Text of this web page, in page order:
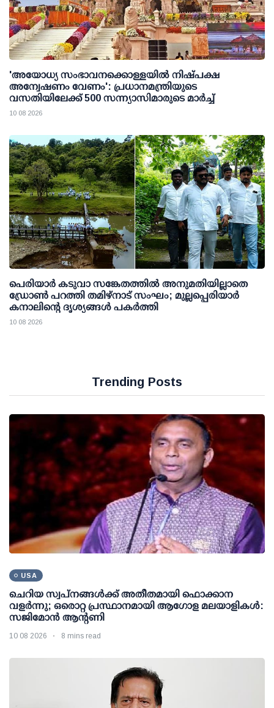
'അയോധ്യ സംഭാവനക്കൊള്ളയില്‍ നിഷ്പക്ഷ
അന്വേഷണം വേണം': പ്രധാനമന്ത്രിയുടെ
വസതിയിലേക്ക് 500 സന്ന്യാസിമാരുടെ മാര്‍ച്ച്
10 08 2026
പെരിയാര്‍ കടുവാ സങ്കേതത്തില്‍ അനുമതിയില്ലാതെ
ഡ്രോണ്‍ പറത്തി തമിഴ്നാട് സംഘം; മുല്ലപ്പെരിയാര്‍
കനാലിന്റെ ദൃശ്യങ്ങള്‍ പകര്‍ത്തി
10 08 2026
Trending Posts
USA
ചെറിയ സ്വപ്നങ്ങൾക്ക് അതീതമായി ഫൊക്കാന
വളർന്നു; ഒരൊറ്റ പ്രസ്ഥാനമായി ആഗോള മലയാളികൾ:
സജിമോൻ ആന്റണി
10 08 2026 8 mins read